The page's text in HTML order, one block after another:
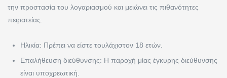
την προστασία του λογαριασμού και μειώνει τις πιθανότητες
πειρατείας.
Ηλικία: Πρέπει να είστε τουλάχιστον 18 ετών.
Επαλήθευση διεύθυνσης: Η παροχή μίας έγκυρης διεύθυνσης
είναι υποχρεωτική.